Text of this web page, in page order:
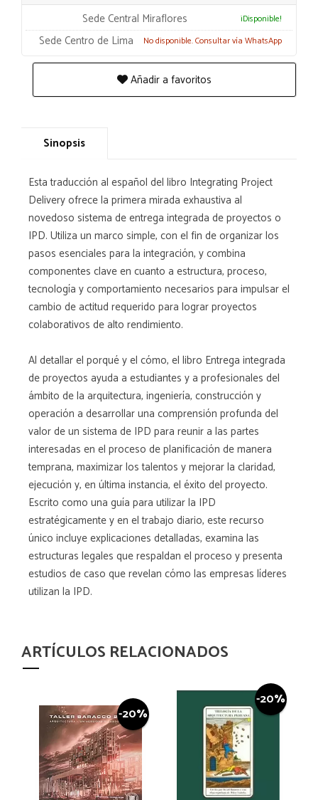
Sede Central Miraflores ¡Disponible!
Sede Centro de Lima No disponible. Consultar vía WhatsApp
Añadir a favoritos
Sinopsis
Esta traducción al español del libro Integrating Project
Delivery ofrece la primera mirada exhaustiva al
novedoso sistema de entrega integrada de proyectos o
IPD. Utiliza un marco simple, con el fin de organizar los
pasos esenciales para la integración, y combina
componentes clave en cuanto a estructura, proceso,
tecnología y comportamiento necesarios para impulsar el
cambio de actitud requerido para lograr proyectos
colaborativos de alto rendimiento.
Al detallar el porqué y el cómo, el libro Entrega integrada
de proyectos ayuda a estudiantes y a profesionales del
ámbito de la arquitectura, ingeniería, construcción y
operación a desarrollar una comprensión profunda del
valor de un sistema de IPD para reunir a las partes
interesadas en el proceso de planificación de manera
temprana, maximizar los talentos y mejorar la claridad,
ejecución y, en última instancia, el éxito del proyecto.
Escrito como una guía para utilizar la IPD
estratégicamente y en el trabajo diario, este recurso
único incluye explicaciones detalladas, examina las
estructuras legales que respaldan el proceso y presenta
estudios de caso que revelan cómo las empresas líderes
utilizan la IPD.
ARTÍCULOS RELACIONADOS
-20%
-20%